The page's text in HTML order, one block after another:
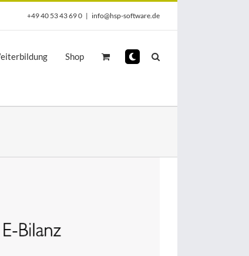
+49 40 53 43 69 0 | info@hsp-software.de
Shop